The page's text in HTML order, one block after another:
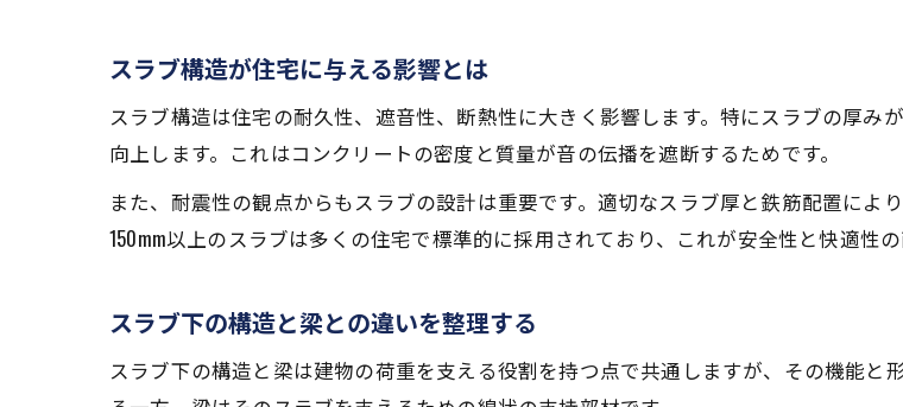
スラブ構造が住宅に与える影響とは
スラブ構造は住宅の耐久性、遮音性、断熱性に大きく影響します。特にスラブの厚
向上します。これはコンクリートの密度と質量が音の伝播を遮断するためです。
また、耐震性の観点からもスラブの設計は重要です。適切なスラブ厚と鉄筋配置によ
150mm以上のスラブは多くの住宅で標準的に採用されており、これが安全性と快適性の
スラブ下の構造と梁との違いを整理する
スラブ下の構造と梁は建物の荷重を支える役割を持つ点で共通しますが、その機能